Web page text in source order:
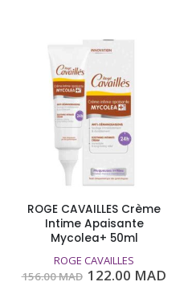
ROGE CAVAILLES Crème
Intime Apaisante
Mycolea+ 50ml
ROGE CAVAILLES
156.00MAD Le
122.00 MAD